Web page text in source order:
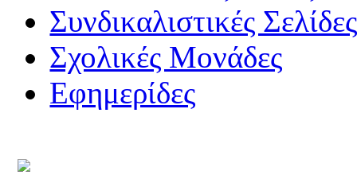
Συνδικαλιστικές Σελίδες
Σχολικές Μονάδες
Εφημερίδες